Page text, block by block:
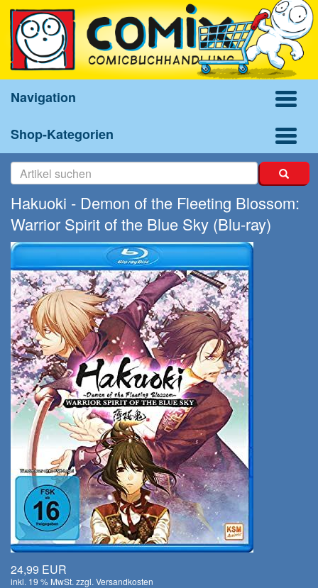
Navigation
Shop-Kategorien
Hakuoki - Demon of the Fleeting Blossom:
Warrior Spirit of the Blue Sky (Blu-ray)
24,99 EUR
inkl. 19 % MwSt. zzgl. Versandkosten